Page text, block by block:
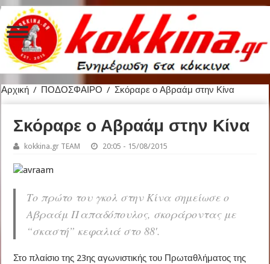
Αρχική / ΠΟΔΟΣΦΑΙΡΟ / Σκόραρε ο Αβραάμ στην Κίνα
Σκόραρε ο Αβραάμ στην Κίνα
kokkina.gr TEAM 20:05 - 15/08/2015
Το πρώτο του γκολ στην Κίνα σημείωσε ο
Αβραάμ Παπαδόπουλος, σκοράροντας με
“σκαστή” κεφαλιά στο 88′.
Στο πλαίσιο της 23ης αγωνιστικής του Πρωταθλήματος της